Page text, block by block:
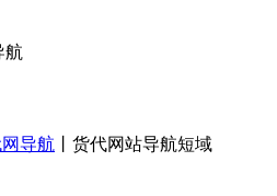
导航 丨货代网站导航短域